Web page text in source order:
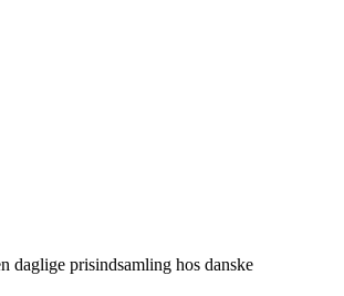
daglige prisindsamling hos danske